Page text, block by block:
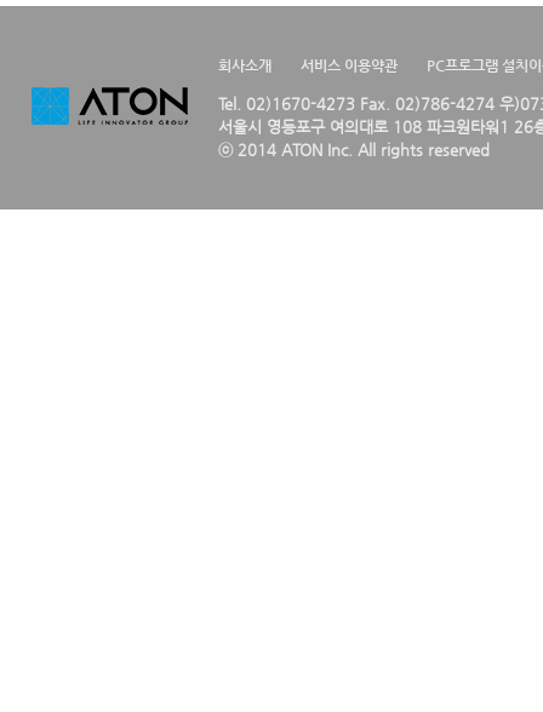
회사소개 서비스 이용약관 PC프로그램 설치
Tel. 02)1670-4273 Fax. 02)786-4274 우
서울시 영등포구 여의대로 108 파크원타워1 26
ⓒ 2014 ATON Inc. All rights reserved